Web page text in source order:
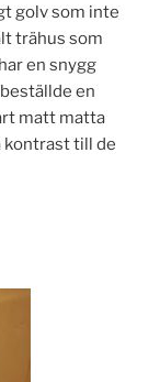
golv som inte
trähus som
en snygg
en
matt matta
kontrast till de